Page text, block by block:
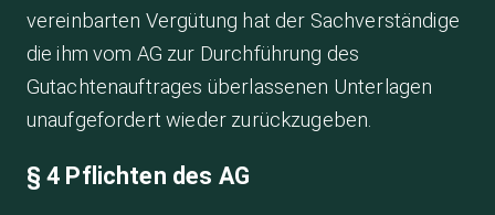
vereinbarten Vergütung hat der Sachverständige
die ihm vom AG zur Durchführung des
Gutachtenauftrages überlassenen Unterlagen
unaufgefordert wieder zurückzugeben.
§ 4 Pflichten des AG